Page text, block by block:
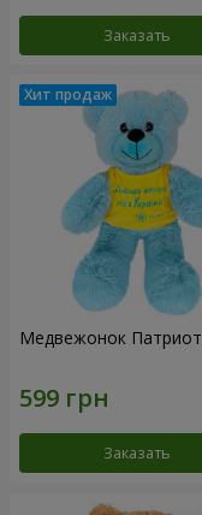
Заказать
Медвежонок
Заказать